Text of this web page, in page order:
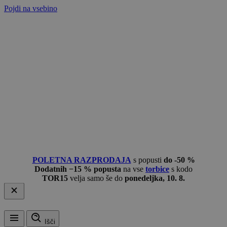
Pojdi na vsebino
POLETNA RAZPRODAJA s popusti do -50 %
Dodatnih −15 % popusta na vse torbice s kodo
TOR15 velja samo še do ponedeljka, 10. 8.
Išči